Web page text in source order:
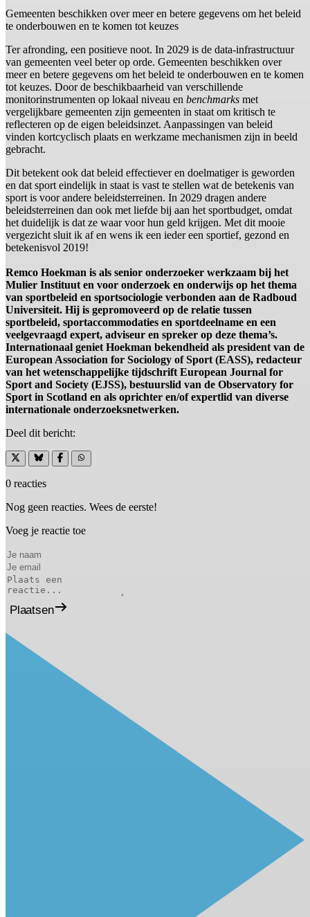
Gemeenten beschikken over meer en betere gegevens om het beleid
te onderbouwen en te komen tot keuzes
Ter afronding, een positieve noot. In 2029 is de data-infrastructuur
van gemeenten veel beter op orde. Gemeenten beschikken over
meer en betere gegevens om het beleid te onderbouwen en te komen
tot keuzes. Door de beschikbaarheid van verschillende
monitorinstrumenten op lokaal niveau en benchmarks met
vergelijkbare gemeenten zijn gemeenten in staat om kritisch te
reflecteren op de eigen beleidsinzet. Aanpassingen van beleid
vinden kortcyclisch plaats en werkzame mechanismen zijn in beeld
gebracht.
Dit betekent ook dat beleid effectiever en doelmatiger is geworden
en dat sport eindelijk in staat is vast te stellen wat de betekenis van
sport is voor andere beleidsterreinen. In 2029 dragen andere
beleidsterreinen dan ook met liefde bij aan het sportbudget, omdat
het duidelijk is dat ze waar voor hun geld krijgen. Met dit mooie
vergezicht sluit ik af en wens ik een ieder een sportief, gezond en
betekenisvol 2019!
Remco Hoekman is als senior onderzoeker werkzaam bij het
Mulier Instituut en voor onderzoek en onderwijs op het thema
van sportbeleid en sportsociologie verbonden aan de Radboud
Universiteit. Hij is gepromoveerd op de relatie tussen
sportbeleid, sportaccommodaties en sportdeelname en een
veelgevraagd expert, adviseur en spreker op deze thema’s.
Internationaal geniet Hoekman bekendheid als president van de
European Association for Sociology of Sport (EASS), redacteur
van het wetenschappelijke tijdschrift European Journal for
Sport and Society (EJSS), bestuurslid van de Observatory for
Sport in Scotland en als oprichter en/of expertlid van diverse
internationale onderzoeksnetwerken.
Deel dit bericht:
0 reacties
Nog geen reacties. Wees de eerste!
Voeg je reactie toe
Plaatsen